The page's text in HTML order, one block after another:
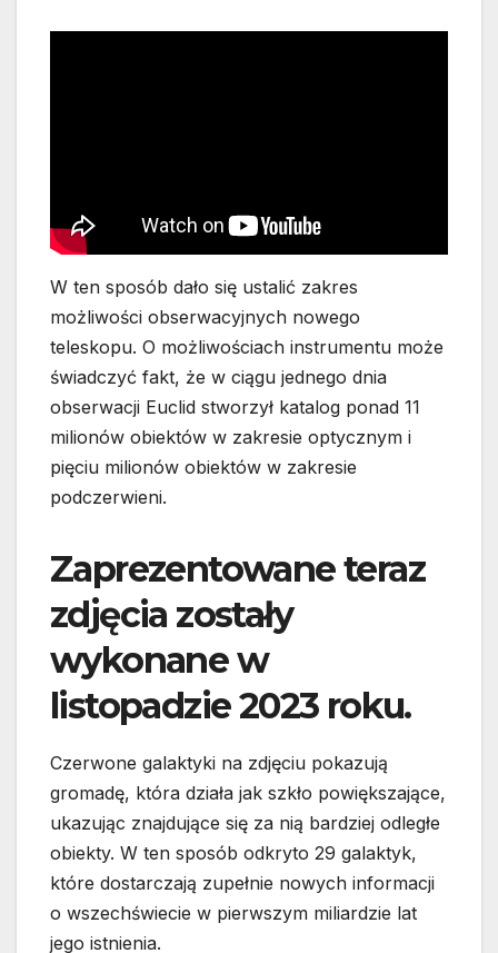
W ten sposób dało się ustalić zakres
możliwości obserwacyjnych nowego
teleskopu. O możliwościach instrumentu może
świadczyć fakt, że w ciągu jednego dnia
obserwacji Euclid stworzył katalog ponad 11
milionów obiektów w zakresie optycznym i
pięciu milionów obiektów w zakresie
podczerwieni.
Zaprezentowane teraz
zdjęcia zostały
wykonane w
listopadzie 2023 roku.
Czerwone galaktyki na zdjęciu pokazują
gromadę, która działa jak szkło powiększające,
ukazując znajdujące się za nią bardziej odległe
obiekty. W ten sposób odkryto 29 galaktyk,
które dostarczają zupełnie nowych informacji
o wszechświecie w pierwszym miliardzie lat
jego istnienia.